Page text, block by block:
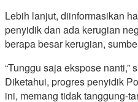
Lebih lanjut, diinformasikan
penyidik dan ada kerugian
berapa besar kerugian,
“Tunggu saja ekspose nanti,”
Diketahui, progres penyidik
ini, memang tidak tanggung-